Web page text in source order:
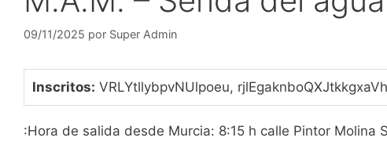
09/11/2025 por Super Admin
Inscritos: VRLYtllybpvNUlpoeu,
:Hora de salida desde Murcia: 8:15 h calle Pintor Molina